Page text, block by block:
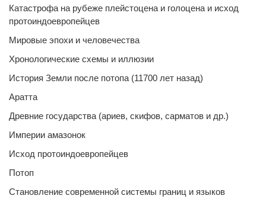
Катастрофа на рубеже плейстоцена и голоцена и исход
протоиндоевропейцев
Мировые эпохи и человечества
Хронологические схемы и иллюзии
История Земли после потопа (11700 лет назад)
Аратта
Древние государства (ариев, скифов, сарматов и др.)
Империи амазонок
Исход протоиндоевропейцев
Потоп
Становление современной системы границ и языков